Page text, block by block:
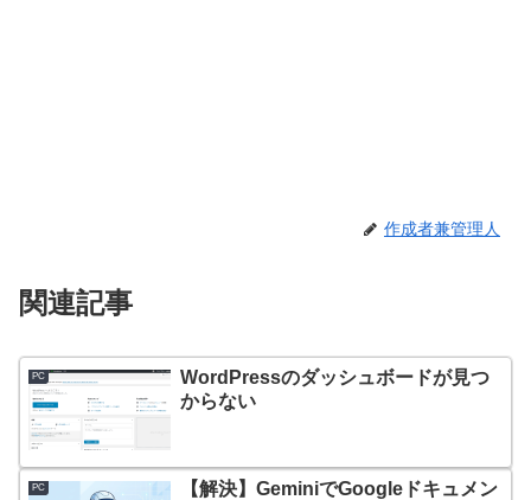
作成者兼管理人
関連記事
PC
WordPressのダッシュボードが見つ
からない
PC
【解決】GeminiでGoogleドキュメン